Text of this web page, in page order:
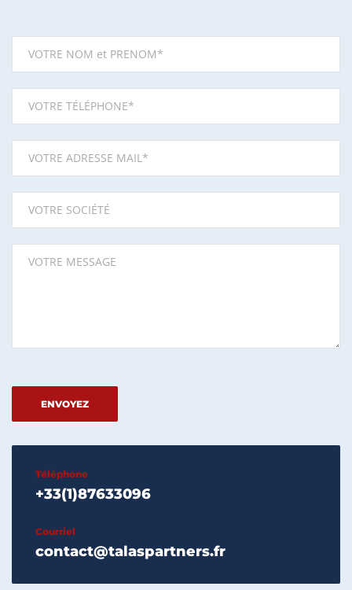
Téléphone
+33(1)87633096
Courriel
contact@talaspartners.fr